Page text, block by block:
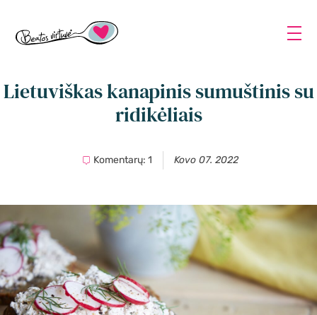
Lietuviškas kanapinis sumuštinis su
ridikėliais
Komentarų: 1 Kovo 07. 2022